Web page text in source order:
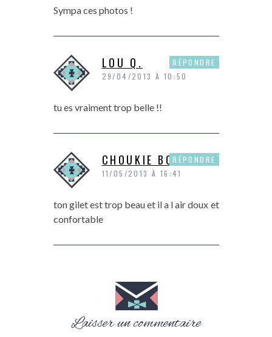
Sympa ces photos !
LOU Q.
29/04/2013 À 10:50
tu es vraiment trop belle !!
RÉPONDRE
CHOUKIE BONBON
11/05/2013 À 16:41
ton gilet est trop beau et il a l air doux et
confortable
RÉPONDRE
Laisser un commentaire